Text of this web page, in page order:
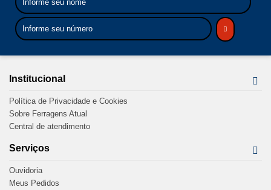
Institucional
Política de Privacidade e Cookies
Sobre Ferragens Atual
Central de atendimento
Serviços
Ouvidoria
Meus Pedidos